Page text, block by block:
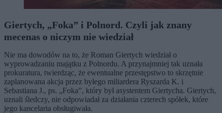
Giertych, „Foka” i Polnord. Czyli jak znany
mecenas o niczym nie wiedział
Nie ma dowodów na to, że Roman Giertych wiedział o
wyprowadzaniu majątku z Polnordu. A przynajmniej tak uznała
prokuratura, twierdząc, że ewentualne przestępstwo to skrzętnie
zaplanowana akcja przez byłego miliardera Ryszarda K. i
Sebastiana J., ps. „Foka”, który był asystentem Giertycha. Giertych,
uznali śledczy, nie odpowiadał za działania czterech spółek, które
jego kancelaria obsługiwała.